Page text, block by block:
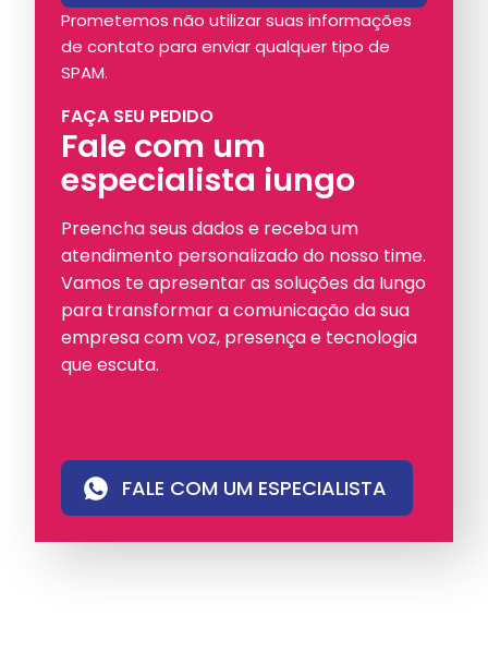
FAÇA SEU PEDIDO
Fale com um
especialista iungo
Preencha seus dados e receba um
atendimento personalizado do nosso time.
Vamos te apresentar as soluções da Iungo
para transformar a comunicação da sua
empresa com voz, presença e tecnologia
que escuta.
FALE COM UM ESPECIALISTA
Prometemos não utilizar suas informações
de contato para enviar qualquer tipo de
SPAM.